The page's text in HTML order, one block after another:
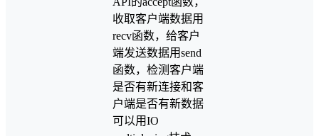
收取客户端数据用
recv函数，给客户
端发送数据用send
函数，检测客户端
是否有新连接和客
户端是否有新数据
可以用IO